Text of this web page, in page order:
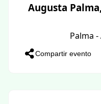
Augusta
Palma
Compartir evento